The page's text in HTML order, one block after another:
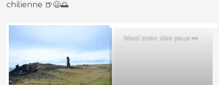
chilienne 🍺😄🌅
Moaï avec des yeux 👀